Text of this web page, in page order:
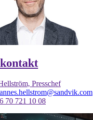
Presschef
70 721 10 08